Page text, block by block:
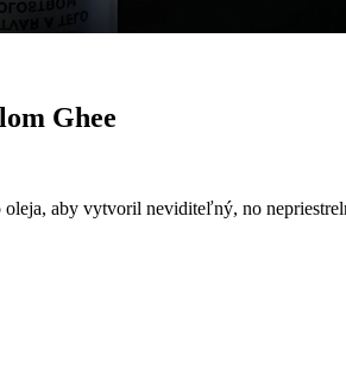
Ghee
aby vytvoril neviditeľný, no